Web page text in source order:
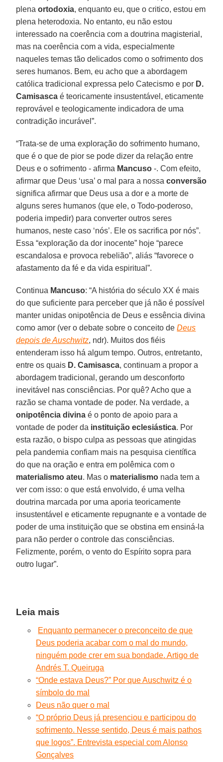
plenaortodoxia, enquanto eu, que o critico, estou em
plena heterodoxia. No entanto, eu não estou
interessado na coerência com a doutrina magisterial,
mas na coerência com a vida, especialmente
naqueles temas tão delicados como o sofrimento dos
seres humanos. Bem, eu acho que a abordagem
católica tradicional expressa pelo Catecismo e por D.
Camisasca é teoricamente insustentável, eticamente
reprovável e teologicamente indicadora de uma
contradição incurável”.
“Trata-se de uma exploração do sofrimento humano,
que é o que de pior se pode dizer da relação entre
Deus e o sofrimento - afirma Mancuso -. Com efeito,
afirmar que Deus ‘usa’ o mal para a nossaconversão
significa afirmar que Deus usa a dor e a morte de
alguns seres humanos (que ele, o Todo-poderoso,
poderia impedir) para converter outros seres
humanos, neste caso ‘nós’. Ele os sacrifica por nós”.
Essa “exploração da dor inocente” hoje “parece
escandalosa e provoca rebelião”, aliás “favorece o
afastamento da fé e da vida espiritual”.
Continua Mancuso: “A história do século XX é mais
do que suficiente para perceber que já não é possível
manter unidas onipotência de Deus e essência divina
como amor (ver o debate sobre o conceito deDeus
depois de Auschwitz, ndr). Muitos dos fiéis
entenderam isso há algum tempo. Outros, entretanto,
entre os quais D. Camisasca, continuam a propor a
abordagem tradicional, gerando um desconforto
inevitável nas consciências. Por quê? Acho que a
razão se chama vontade de poder. Na verdade, a
onipotência divina é o ponto de apoio para a
vontade de poder da instituição eclesiástica. Por
esta razão, o bispo culpa as pessoas que atingidas
pela pandemia confiam mais na pesquisa científica
do que na oração e entra em polêmica com o
materialismo ateu. Mas o materialismo nada tem a
ver com isso: o que está envolvido, é uma velha
doutrina marcada por uma aporia teoricamente
insustentável e eticamente repugnante e a vontade de
poder de uma instituição que se obstina em ensiná-la
para não perder o controle das consciências.
Felizmente, porém, o vento do Espírito sopra para
outro lugar”.
Leia mais
Enquanto permanecer o preconceito de que
Deus poderia acabar com o mal do mundo,
ninguém pode crer em sua bondade. Artigo de
Andrés T. Queiruga
“Onde estava Deus?” Por que Auschwitz é o
símbolo do mal
Deus não quer o mal
“O próprio Deus já presenciou e participou do
sofrimento. Nesse sentido, Deus é mais pathos
que logos”. Entrevista especial com Alonso
Gonçalves